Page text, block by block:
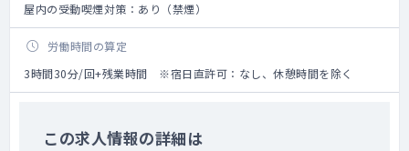
屋内の受動喫煙対策：あり（禁煙）
労働時間の算定
3時間30分/回+残業時間 ※宿日直許可：なし、休憩時間を除く
この求人情報の詳細は